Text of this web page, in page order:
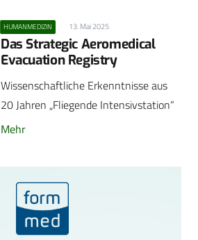
HUMANMEDIZIN 13. Mai 2025
Das Strategic Aeromedical
Evacuation Registry
Wissenschaftliche Erkenntnisse aus
20 Jahren „Fliegende Intensivstation“
Mehr